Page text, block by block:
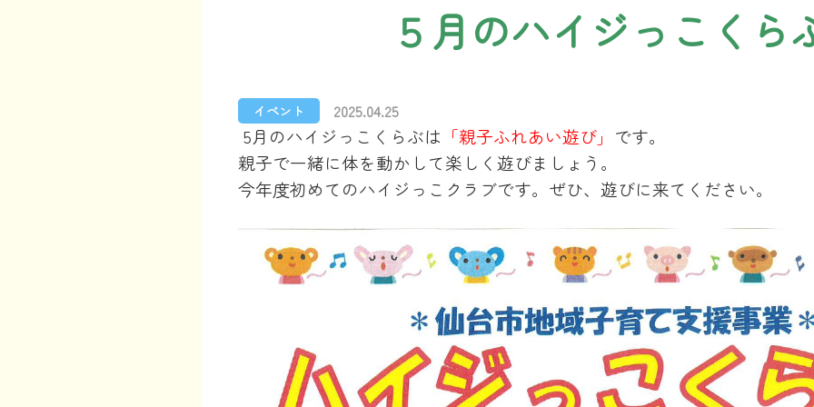
５月のハイジっこくら
イベント 2025.04.25
5月のハイジっこくらぶは 「親子ふれあい遊び」 です。
親子で一緒に体を動かして楽しく遊びましょう。
今年度初めてのハイジっこクラブです。ぜひ、遊びに来てください。